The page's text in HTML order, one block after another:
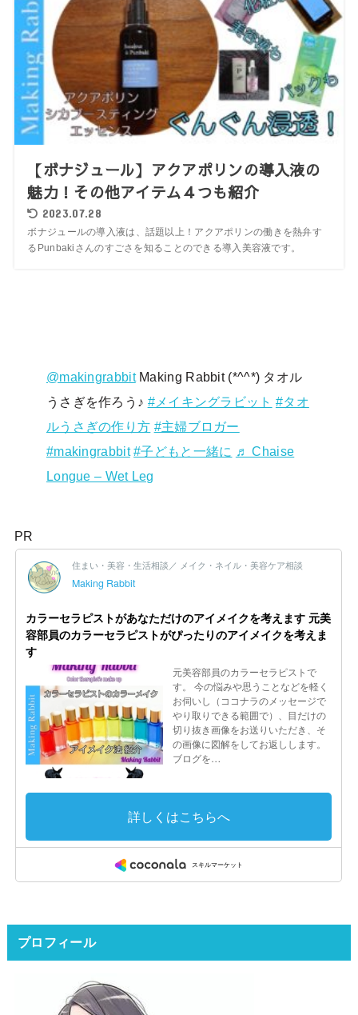
【ボナジュール】アクアポリンの導入液の
魅力！その他アイテム４つも紹介
2023.07.28
ボナジュールの導入液は、話題以上！アクアポリンの働きを熱弁す
るPunbakiさんのすごさを知ることのできる導入美容液です。
@makingrabbitMaking Rabbit (*^^*) タオル
うさぎを作ろう♪ #メイキングラビット #タオ
ルうさぎの作り方 #主婦ブロガー
#makingrabbit #子どもと一緒に ♬ Chaise
Longue – Wet Leg
PR
プロフィール